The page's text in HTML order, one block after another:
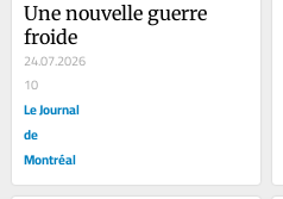
Une nouvelle guerre
froide
24.07.2026
10
Le Journal
de
Montréal